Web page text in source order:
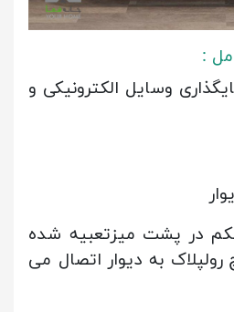
:
وسایل الکترونیکی و
در پشت میزتعبیه شده
به دیوار اتصال می